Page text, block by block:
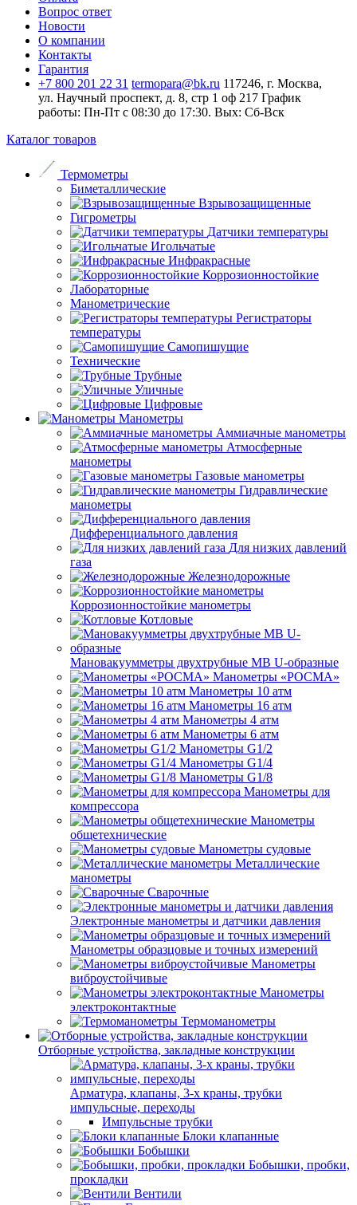
Вопрос ответ
Новости
О компании
Контакты
Гарантия
+7 800 201 22 31 termopara@bk.ru 117246, г. Москва,
ул. Научный проспект, д. 8, стр 1 оф 217 График
работы: Пн‑Пт с 08:30 до 17:30. Вых: Сб‑Вск
Каталог товаров
Термометры
Биметаллические
Взрывозащищенные
Гигрометры
Датчики температуры
Игольчатые
Инфракрасные
Коррозионностойкие
Лабораторные
Манометрические
Регистраторы
температуры
Самопишущие
Технические
Трубные
Уличные
Цифровые
Манометры
Аммиачные манометры
Атмосферные
манометры
Газовые манометры
Гидравлические
манометры
Дифференциального давления
Для низких давлений
газа
Железнодорожные
Коррозионностойкие манометры
Котловые
Мановакуумметры двухтрубные МВ U-образные
Манометры «РОСМА»
Манометры 10 атм
Манометры 16 атм
Манометры 4 атм
Манометры 6 атм
Манометры G1/2
Манометры G1/4
Манометры G1/8
Манометры для
компрессора
Манометры
общетехнические
Манометры судовые
Металлические
манометры
Сварочные
Электронные манометры и датчики давления
Манометры образцовые и точных измерений
Манометры
виброустойчивые
Манометры
электроконтактные
Термоманометры
Отборные устройства, закладные конструкции
Арматура, клапаны, 3-х краны, трубки
импульсные, переходы
Импульсные трубки
Блоки клапанные
Бобышки
Бобышки, пробки,
прокладки
Вентили